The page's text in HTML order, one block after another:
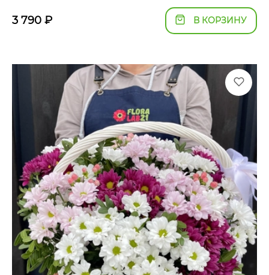
3 790 ₽ В КОРЗИНУ